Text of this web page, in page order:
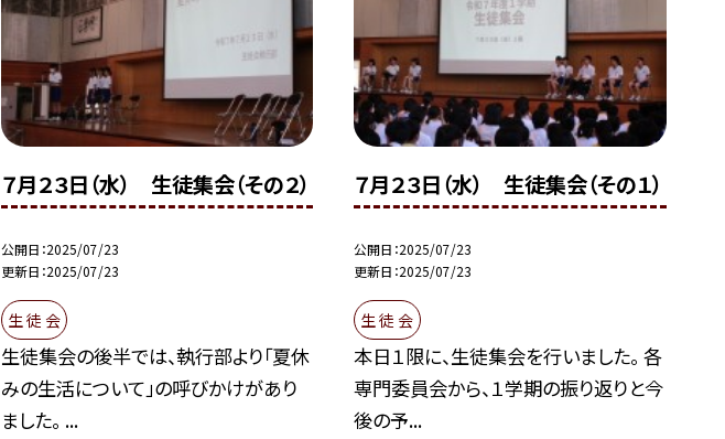
７月２３日（水） 生徒集会（その２）
公開日 2025/07/23
更新日 2025/07/23
生 徒 会
生徒集会の後半では、執行部より「夏休
みの生活について」の呼びかけがあり
ました。 ...
７月２３日（水） 生徒集会（その１）
公開日 2025/07/23
更新日 2025/07/23
生 徒 会
本日１限に、生徒集会を行いました。 各
専門委員会から、１学期の振り返りと今
後の予...